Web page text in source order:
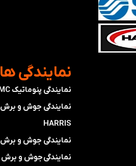
​نمایندگی ها
نمایندگی پنوماتیک SMC
​​​​​​​نمایندگی جوش و برش
HARRIS
​​​​نمایندگی ​​​ جوش و برش KOIKE
​​​​نمایندگیجوش و برش